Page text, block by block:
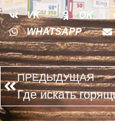
VK OK
WHATSAPP
ПРЕДЫДУЩАЯ